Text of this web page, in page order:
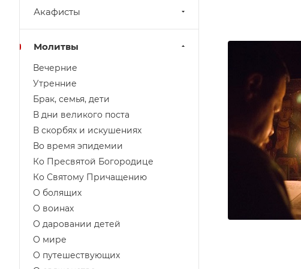
Акафисты
Молитвы
Вечерние
Утренние
Брак, семья, дети
В дни великого поста
В скорбях и искушениях
Во время эпидемии
Ко Пресвятой Богородице
Ко Святому Причащению
О болящих
О воинах
О даровании детей
О мире
О путешествующих